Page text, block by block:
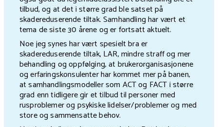
tilbud, og at det i større grad ble satset på
skadereduserende tiltak. Samhandling har vært et
tema de siste 30 årene og er fortsatt aktuelt.
Noe jeg synes har vært spesielt bra er
skadereduserende tiltak, LAR, mindre straff og mer
behandling og oppfølging, at brukerorganisasjonene
og erfaringskonsulenter har kommet mer på banen,
at samhandlingsmodeller som ACT og FACT i større
grad enn tidligere gir et tilbud til personer med
rusproblemer og psykiske lidelser/problemer og med
store og sammensatte behov.